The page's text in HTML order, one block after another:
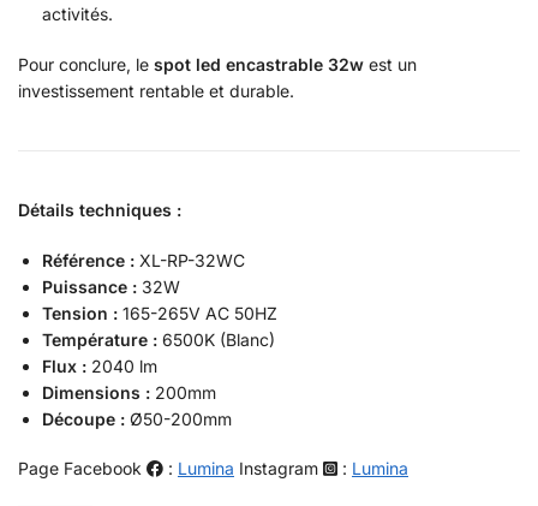
activités.
Pour conclure, le spot led encastrable 32w est un
investissement rentable et durable.
Détails techniques :
Référence : XL-RP-32WC
Puissance : 32W
Tension : 165-265V AC 50HZ
Température : 6500K (Blanc)
Flux : 2040 lm
Dimensions : 200mm
Découpe : Ø50-200mm
Page Facebook : Lumina Instagram : Lumina